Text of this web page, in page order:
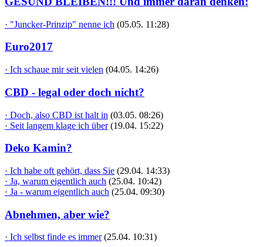
· "Juncker-Prinzip" nenne ich (05.05. 11:28)
Euro2017
· Ich schaue mir seit vielen (04.05. 14:26)
CBD - legal oder doch nicht?
· Doch, also CBD ist halt in (03.05. 08:26)
· Seit langem klage ich über (19.04. 15:22)
Deko Kamin?
· Ich habe oft gehört, dass Sie (29.04. 14:33)
· Ja, warum eigentlich auch (25.04. 10:42)
· Ja - warum eigentlich auch (25.04. 09:30)
Abnehmen, aber wie?
· Ich selbst finde es immer (25.04. 10:31)